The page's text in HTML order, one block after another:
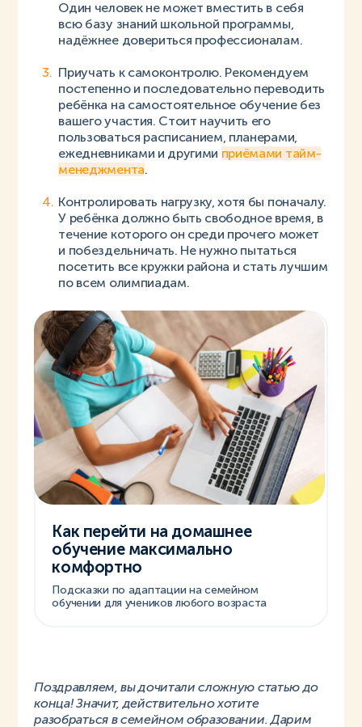
Один человек не может вместить в себя
всю базу знаний школьной программы,
надёжнее довериться профессионалам.
Приучать к самоконтролю. Рекомендуем
постепенно и последовательно переводить
ребёнка на самостоятельное обучение без
вашего участия. Стоит научить его
пользоваться расписанием, планерами,
ежедневниками и другими приёмами тайм-
менеджмента.
Контролировать нагрузку, хотя бы поначалу.
У ребёнка должно быть свободное время, в
течение которого он среди прочего может
и побездельничать. Не нужно пытаться
посетить все кружки района и стать лучшим
по всем олимпиадам.
Как перейти на домашнее
обучение максимально
комфортно
Подсказки по адаптации на семейном
обучении для учеников любого возраста
Поздравляем, вы дочитали сложную статью до
конца! Значит, действительно хотите
разобраться в семейном образовании. Дарим